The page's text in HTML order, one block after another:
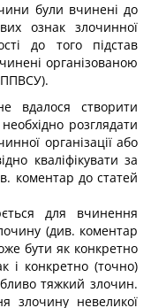
були вчинені до
ознак злочинної
до того підстав
організованою
ППВСУ).
вдалося створити
розглядати
організації або
кваліфікувати за
коментар до статей
для вчинення
(див. коментар
бути як конкретно
і конкретно (точно)
тяжкий злочин.
злочину невеликої